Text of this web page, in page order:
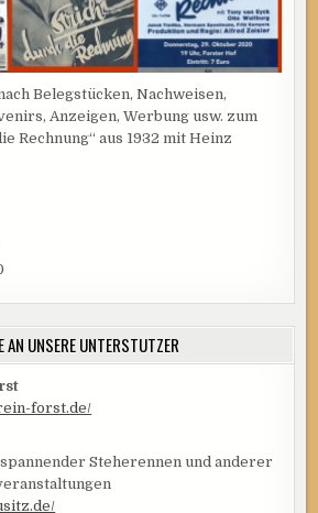
Belegstücken, Nachweisen,
Anzeigen, Werbung usw. zum
Rechnung“ aus 1932 mit Heinz
AN UNSERE UNTERSTÜTZER
forst.de/
Steherennen und anderer